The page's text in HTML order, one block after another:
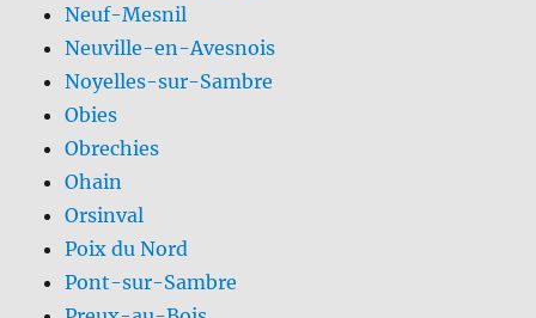
Neuf-Mesnil
Neuville-en-Avesnois
Noyelles-sur-Sambre
Obies
Obrechies
Ohain
Orsinval
Poix du Nord
Pont-sur-Sambre